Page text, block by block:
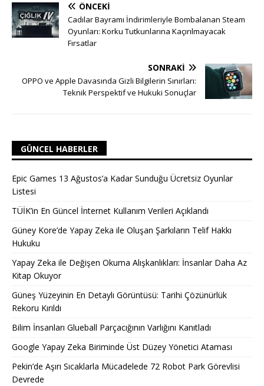
ÖNCEKI
Cadılar Bayramı İndirimleriyle Bombalanan Steam
Oyunları: Korku Tutkunlarına Kaçırılmayacak
Fırsatlar
SONRAKI
OPPO ve Apple Davasında Gizli Bilgilerin Sınırları:
Teknik Perspektif ve Hukuki Sonuçlar
GÜNCEL HABERLER
Epic Games 13 Ağustos’a Kadar Sunduğu Ücretsiz Oyunlar
Listesi
TÜİK’in En Güncel İnternet Kullanım Verileri Açıklandı
Güney Kore’de Yapay Zeka ile Oluşan Şarkıların Telif Hakkı
Hukuku
Yapay Zeka ile Değişen Okuma Alışkanlıkları: İnsanlar Daha Az
Kitap Okuyor
Güneş Yüzeyinin En Detaylı Görüntüsü: Tarihi Çözünürlük
Rekoru Kırıldı
Bilim İnsanları Glueball Parçacığının Varlığını Kanıtladı
Google Yapay Zeka Biriminde Üst Düzey Yönetici Ataması
Pekin’de Aşırı Sıcaklarla Mücadelede 72 Robot Park Görevlisi
Devrede